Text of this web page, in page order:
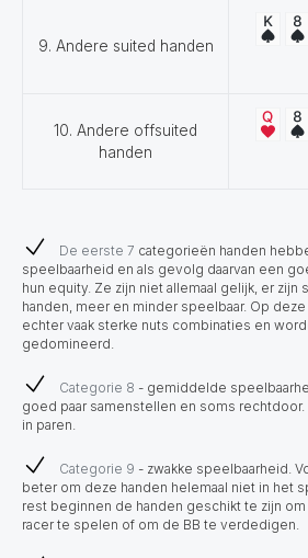
9. Andere suited handen
10. Andere offsuited
handen
De eerste 7 categorieën handen
speelbaarheid en als gevolg daarvan een
hun equity. Ze zijn niet allemaal gelijk, er zijn
handen, meer en minder speelbaar. Op
echter vaak sterke nuts combinaties en
gedomineerd.
Categorie 8 - gemiddelde
goed paar samenstellen en soms
in paren.
Categorie 9 - zwakke speelbaarheid.
beter om deze handen helemaal niet in het
rest beginnen de handen geschikt te zijn
racer te spelen of om de BB te verdedigen.